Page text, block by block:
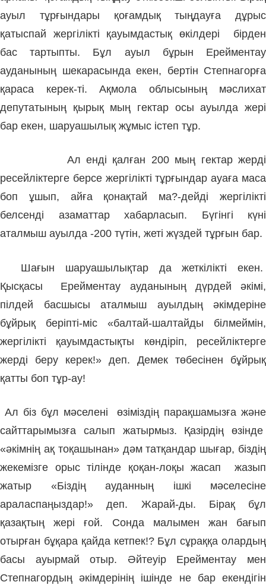
ауыл тұрғындары қоғамдық тыңдауға дұрыс
қатыспай жергілікті қауымдастық өкілдері бірден
бас тартыпты. Бұл ауыл бұрын Ерейментау
ауданының шекарасында екен, бертін Степнагорға
қараса керек-ті. Ақмола облысының мәслихат
депутатының қырық мың гектар осы ауылда жері
бар екен, шаруашылық жұмыс істеп тұр.
Ал енді қалған 200 мың гектар жерді
ресейліктерге берсе жергілікті тұрғындар ауаға маса
боп ұшып, айға қонақтай ма?-дейді жергілікті
белсенді азаматтар хабарласып. Бүгінгі күні
аталмыш ауылда -200 түтін, жеті жүздей тұрғын бар.
Шағын шаруашылықтар да жеткілікті екен.
Қысқасы Ерейментау ауданының дүрдей әкімі,
пілдей басшысы аталмыш ауылдың әкімдеріне
бұйрық беріпті-міс «балтай-шалтайды білмеймін,
жергілікті қауымдастықты көндіріп, ресейліктерге
жерді беру керек!» деп. Демек төбесінен бұйрық
қатты боп тұр-ау!
Ал біз бұл мәселені өзіміздің парақшамызға және
сайттарымызға салып жатырмыз. Қазірдің өзінде
«әкімнің ақ тоқашынан» дәм татқандар шығар, біздің
жекемізге орыс тілінде қоқан-лоқы жасап жазып
жатыр «Біздің ауданның ішкі мәселесіне
араласпаңыздар!» деп. Жарай-ды. Бірақ бұл
қазақтың жері ғой. Сонда малымен жан бағып
отырған бұқара қайда кетпек!? Бұл сұраққа олардың
басы ауырмай отыр. Әйтеуір Ерейментау мен
Степнагордың әкімдерінің ішінде не бар екендігін